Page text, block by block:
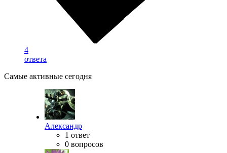
4
ответа
Самые активные сегодня
Александр
1 ответ
0 вопросов